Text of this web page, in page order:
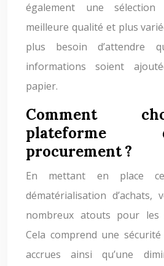
également une
meilleure qualité et plus
plus besoin d’attendre
informations soient
papier.
Comment
procurement ?
En mettant en place
dématérialisation d’achats,
nombreux atouts pour les
Cela comprend une
accrues ainsi qu’une